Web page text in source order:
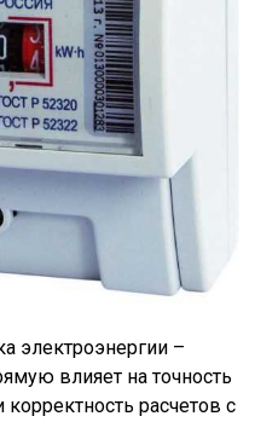
электроэнергии –
влияет на точность
расчетов с